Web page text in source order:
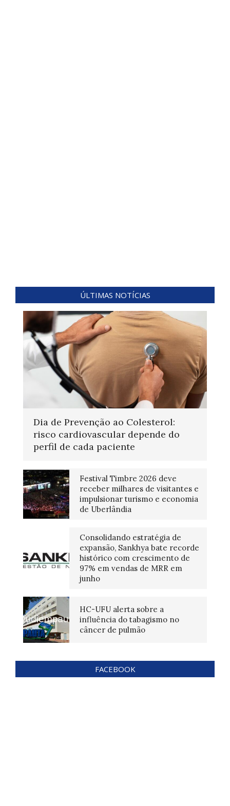
ÚLTIMAS NOTÍCIAS
Dia de Prevenção ao Colesterol:
risco cardiovascular depende do
perfil de cada paciente
Festival Timbre 2026 deve
receber milhares de visitantes e
impulsionar turismo e economia
de Uberlândia
Consolidando estratégia de
expansão, Sankhya bate recorde
histórico com crescimento de
97% em vendas de MRR em
junho
HC-UFU alerta sobre a
influência do tabagismo no
câncer de pulmão
FACEBOOK